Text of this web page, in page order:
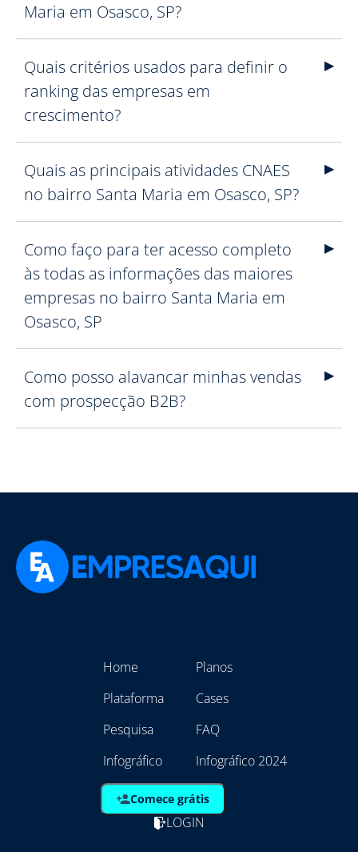
Maria em Osasco, SP?
Quais critérios usados para definir o
ranking das empresas em
crescimento?
Quais as principais atividades CNAES
no bairro Santa Maria em Osasco, SP?
Como faço para ter acesso completo
às todas as informações das maiores
empresas no bairro Santa Maria em
Osasco, SP
Como posso alavancar minhas vendas
com prospecção B2B?
Home
Plataforma
Pesquisa
Infográfico
Planos
Cases
FAQ
Infográfico 2024
Comece grátis
LOGIN